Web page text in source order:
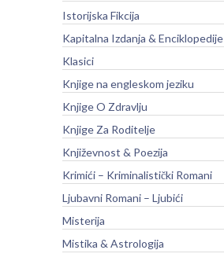
Istorijska Fikcija
Kapitalna Izdanja & Enciklopedije
Klasici
Knjige na engleskom jeziku
Knjige O Zdravlju
Knjige Za Roditelje
Književnost & Poezija
Krimići – Kriminalistički Romani
Ljubavni Romani – Ljubići
Misterija
Mistika & Astrologija